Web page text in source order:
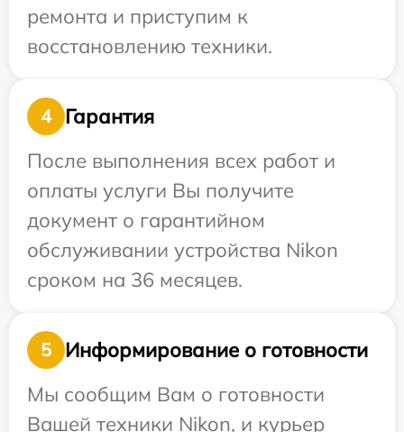
ремонта и приступим к
восстановлению техники.
4
Гарантия
После выполнения всех работ и
оплаты услуги Вы получите
документ о гарантийном
обслуживании устройства Nikon
сроком на 36 месяцев.
5
Информирование о готовности
Мы сообщим Вам о готовности
Вашей техники Nikon, и курьер